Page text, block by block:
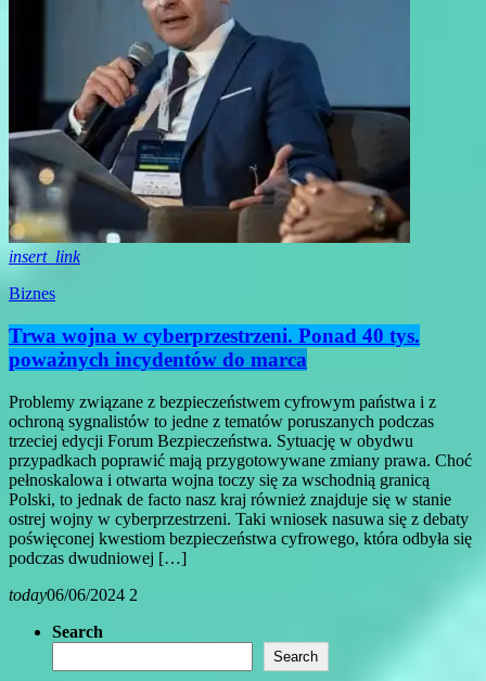
insert_link
Biznes
Trwa wojna w cyberprzestrzeni. Ponad 40 tys.
poważnych incydentów do marca
Problemy związane z bezpieczeństwem cyfrowym państwa i z
ochroną sygnalistów to jedne z tematów poruszanych podczas
trzeciej edycji Forum Bezpieczeństwa. Sytuację w obydwu
przypadkach poprawić mają przygotowywane zmiany prawa. Choć
pełnoskalowa i otwarta wojna toczy się za wschodnią granicą
Polski, to jednak de facto nasz kraj również znajduje się w stanie
ostrej wojny w cyberprzestrzeni. Taki wniosek nasuwa się z debaty
poświęconej kwestiom bezpieczeństwa cyfrowego, która odbyła się
podczas dwudniowej […]
today06/06/2024 2
Search
Search